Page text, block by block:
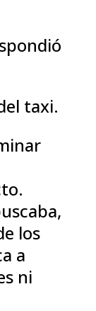
taxi.
los
a
ni